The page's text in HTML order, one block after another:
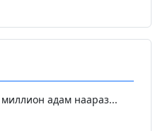
адам наараз...